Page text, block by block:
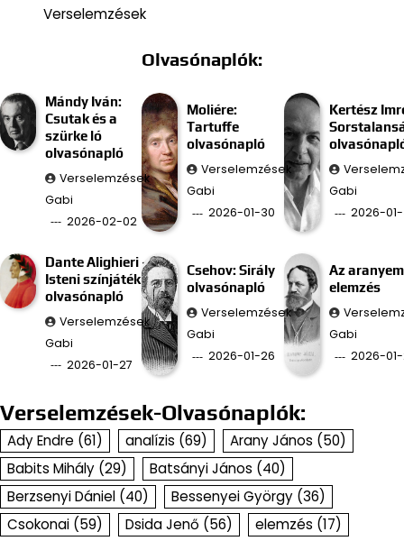
Verselemzések
Olvasónaplók:
Mándy Iván:
Csutak és a
szürke ló
olvasónapló
Verselemzések
Gabi
2026-02-02
Moliére:
Tartuffe
olvasónapló
Verselemzések
Gabi
2026-01-30
Kertész
Gabi
2026-
Dante Alighieri –
Isteni színjáték
olvasónapló
Verselemzések
Gabi
2026-01-27
Csehov: Sirály
olvasónapló
Verselemzések
Gabi
2026-01-26
Az
elemzés
Gabi
2026-
Verselemzések-Olvasónaplók:
Ady Endre (61) analízis (69) Arany János (50)
Babits Mihály (29) Batsányi János (40)
Berzsenyi Dániel (40) Bessenyei György (36)
Csokonai (59) Dsida Jenő (56) elemzés (17)